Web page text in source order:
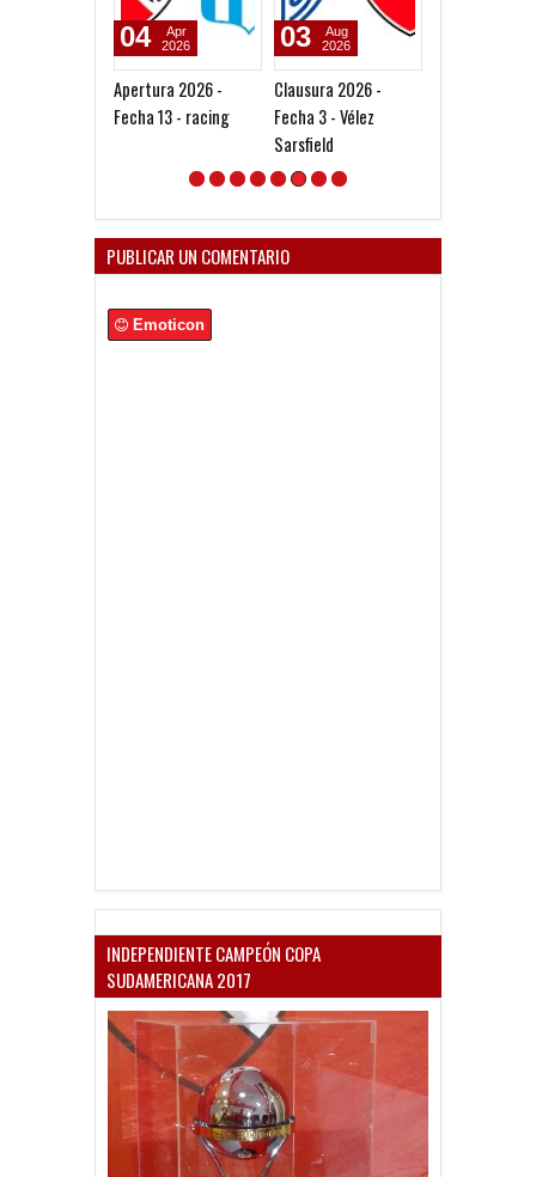
Apertura 2026 -
Fecha 13 - racing
04
Apr
2026
Clausura 2026 -
Fecha 3 - Vélez
Sarsfield
03
Aug
2026
PUBLICAR UN COMENTARIO
Emoticon
INDEPENDIENTE CAMPEÓN COPA
SUDAMERICANA 2017